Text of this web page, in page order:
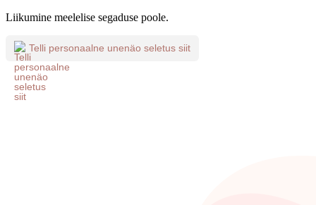
Liikumine meelelise segaduse poole.
Telli personaalne unenäo seletus siit